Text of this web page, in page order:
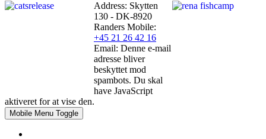
Address: Skytten
130 - DK-8920
Randers Mobile:
+45 21 26 42 16
Email: Denne e-mail
adresse bliver
beskyttet mod
spambots. Du skal
have JavaScript
aktiveret for at vise den.
Mobile Menu Toggle